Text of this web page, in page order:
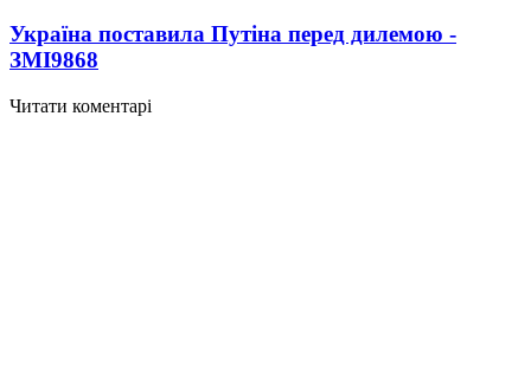
Україна поставила Путіна перед дилемою -
ЗМІ9868
Читати коментарі